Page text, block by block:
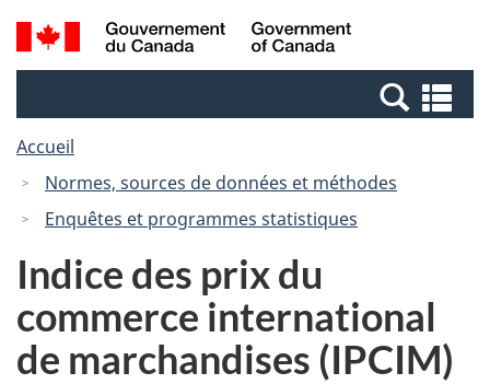
Passer
au
Passer
à
Canada
Recherche
et
et
Accueil
Normes, sources de données et méthodes
Enquêtes et programmes statistiques
Indice des prix du
commerce international
de marchandises (IPCIM)